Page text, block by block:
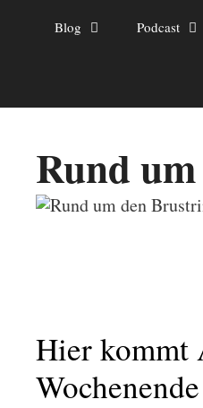
Blog Podcast
Rund
Hier kommt
Wochenende